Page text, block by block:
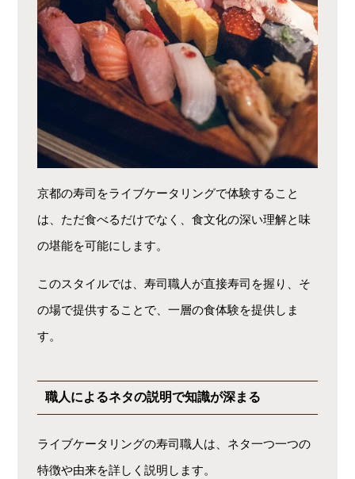
京都の寿司をライブケータリングで体験すること
は、ただ食べるだけでなく、食文化の深い理解と味
の堪能を可能にします。
このスタイルでは、寿司職人が直接寿司を握り、そ
の場で提供することで、一層の食体験を提供しま
す。
職人によるネタの説明で知識が深まる
ライブケータリングの寿司職人は、ネタ一つ一つの
特徴や由来を詳しく説明します。